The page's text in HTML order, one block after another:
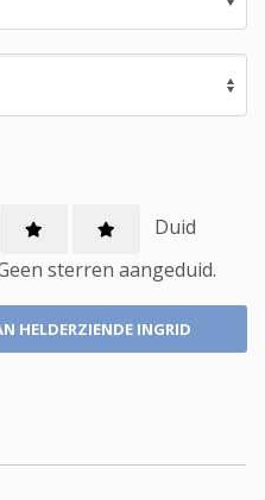
Duid
sterren aangeduid.
HELDERZIENDE INGRID